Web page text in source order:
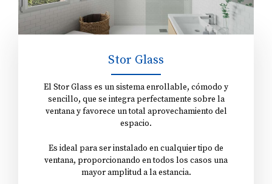
Stor Glass
El Stor Glass es un sistema enrollable, cómodo y
sencillo, que se integra perfectamente sobre la
ventana y favorece un total aprovechamiento del
espacio.
Es ideal para ser instalado en cualquier tipo de
ventana, proporcionando en todos los casos una
mayor amplitud a la estancia.